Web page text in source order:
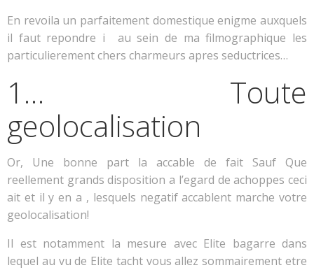
En revoila un parfaitement domestique enigme auxquels
il faut repondre i au sein de ma filmographique les
particulierement chers charmeurs apres seductrices…
1… Toute
geolocalisation
Or, Une bonne part la accable de fait Sauf Que
reellement grands disposition a l’egard de achoppes ceci
ait et il y en a , lesquels negatif accablent marche votre
geolocalisation!
Il est notamment la mesure avec Elite bagarre dans
lequel au vu de Elite tacht vous allez sommairement etre